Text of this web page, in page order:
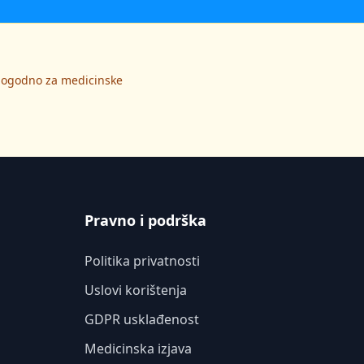
za medicinske
Pravno i podrška
Politika privatnosti
Uslovi korištenja
GDPR usklađenost
Medicinska izjava